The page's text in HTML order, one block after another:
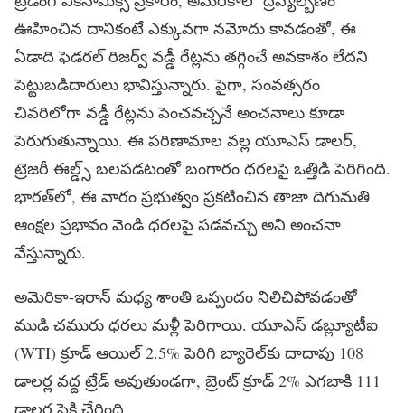
ఊహించిన దానికంటే ఎక్కువగా నమోదు కావడంతో, ఈ
ఏడాది ఫెడరల్ రిజర్వ్ వడ్డీ రేట్లను తగ్గించే అవకాశం లేదని
పెట్టుబడిదారులు భావిస్తున్నారు. పైగా, సంవత్సరం
చివరిలోగా వడ్డీ రేట్లను పెంచవచ్చనే అంచనాలు కూడా
పెరుగుతున్నాయి. ఈ పరిణామాల వల్ల యూఎస్ డాలర్,
ట్రెజరీ ఈల్డ్స్ బలపడటంతో బంగారం ధరలపై ఒత్తిడి పెరిగింది.
భారత్‌లో, ఈ వారం ప్రభుత్వం ప్రకటించిన తాజా దిగుమతి
ఆంక్షల ప్రభావం వెండి ధరలపై పడవచ్చు అని అంచనా
వేస్తున్నారు.
అమెరికా-ఇరాన్ మధ్య శాంతి ఒప్పందం నిలిచిపోవడంతో
ముడి చమురు ధరలు మళ్లీ పెరిగాయి. యూఎస్ డబ్ల్యూటీఐ
(WTI) క్రూడ్ ఆయిల్ 2.5% పెరిగి బ్యారెల్‌కు దాదాపు 108
డాలర్ల వద్ద ట్రేడ్ అవుతుండగా, బ్రెంట్ క్రూడ్ 2% ఎగబాకి 111
డాలర్ల పైకి చేరింది.